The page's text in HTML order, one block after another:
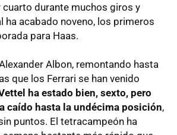
cuarto durante muchos giros y
ha acabado noveno, los primeros
para Haas.
Albon, remontando hasta
que los Ferrari se han venido
ha estado bien, sexto, pero
caído hasta la undécima posición,
puntos. El tetracampeón ha